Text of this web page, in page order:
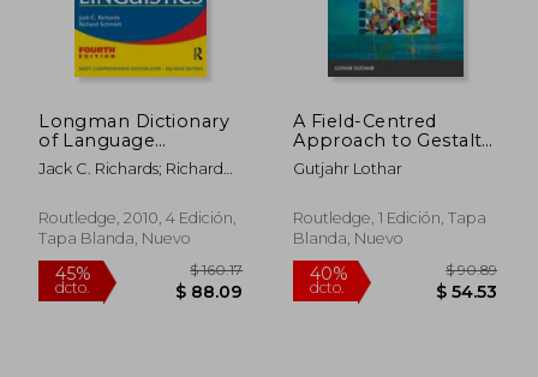
Longman Dictionary
of Language
Teaching and Applied
Linguistics (en Inglés)
Jack C. Richards; Richard
Routledge, 2010, 4 Edición,
Tapa Blanda, Nuevo
A Field-Centred
Approach to Gestalt
Therapy (The Gestalt
Therapy Book Series)
Gutjahr Lothar
Routledge, 1 Edición, Tapa
Blanda, Nuevo